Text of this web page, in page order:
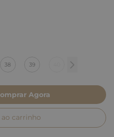
38 39
Agora
carrinho